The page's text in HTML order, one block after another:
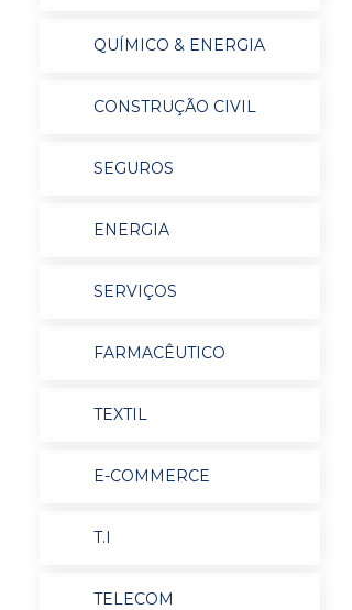
QUÍMICO & ENERGIA
CONSTRUÇÃO CIVIL
SEGUROS
ENERGIA
SERVIÇOS
FARMACÊUTICO
TEXTIL
E-COMMERCE
T.I
TELECOM